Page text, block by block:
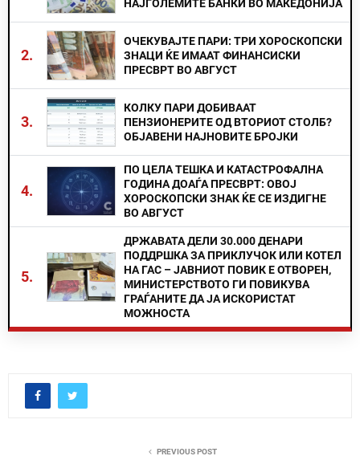
НАЈГОЛЕМИТЕ БАНКИ ВО МАКЕДОНИЈА
2.
ОЧЕКУВАЈТЕ ПАРИ: ТРИ ХОРОСКОПСКИ
ЗНАЦИ ЌЕ ИМААТ ФИНАНСИСКИ
ПРЕСВРТ ВО АВГУСТ
3.
КОЛКУ ПАРИ ДОБИВААТ
ПЕНЗИОНЕРИТЕ ОД ВТОРИОТ СТОЛБ?
ОБЈАВЕНИ НАЈНОВИТЕ БРОЈКИ
4.
ПО ЦЕЛА ТЕШКА И КАТАСТРОФАЛНА
ГОДИНА ДОАЃА ПРЕСВРТ: ОВОЈ
ХОРОСКОПСКИ ЗНАК ЌЕ СЕ ИЗДИГНЕ
ВО АВГУСТ
5.
ДРЖАВАТА ДЕЛИ 30.000 ДЕНАРИ
ПОДДРШКА ЗА ПРИКЛУЧОК ИЛИ КОТЕЛ
НА ГАС – ЈАВНИОТ ПОВИК Е ОТВОРЕН,
МИНИСТЕРСТВОТО ГИ ПОВИКУВА
ГРАЃАНИТЕ ДА ЈА ИСКОРИСТАТ
МОЖНОСТА
PREVIOUS POST